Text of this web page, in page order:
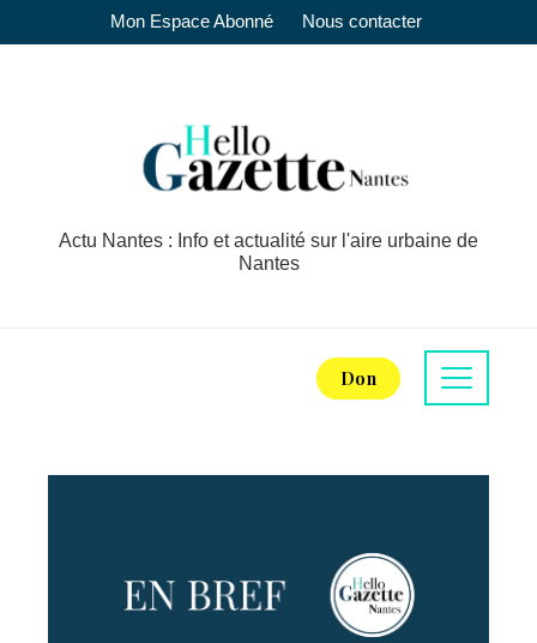
Mon Espace Abonné Nous contacter
Actu Nantes : Info et actualité sur l'aire urbaine de
Nantes
Don